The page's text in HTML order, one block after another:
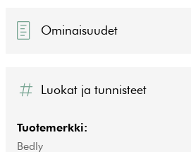
Ominaisuudet
Luokat ja tunnisteet
Tuotemerkki:
Bedly